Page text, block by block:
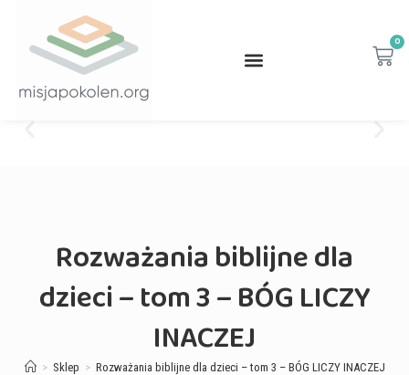
0
Rozważania biblijne dla
dzieci – tom 3 – BÓG LICZY
INACZEJ
> Sklep > Rozważania biblijne dla dzieci – tom 3 – BÓG LICZY INACZEJ